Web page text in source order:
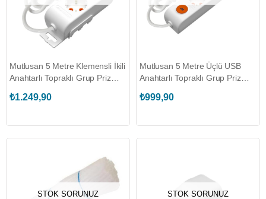
Mutlusan 5 Metre Klemensli İkili
Anahtarlı Topraklı Grup Priz
₺1.249,90
Mutlusan 5 Metre Üçlü USB
Anahtarlı Topraklı Grup Priz
₺999,90
STOK SORUNUZ STOK SORUNUZ